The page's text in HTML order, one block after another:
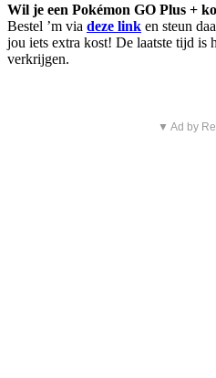
Wil je een Pokémon GO Plus +
Bestel ’m via deze link en steun
jou iets extra kost! De laatste tijd is
verkrijgen.
▼ Ad by